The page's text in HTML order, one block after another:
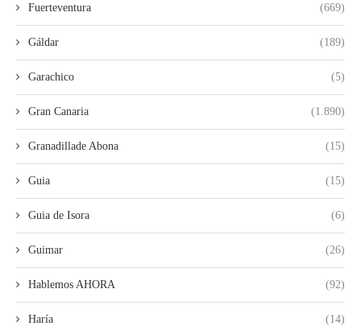
Fuerteventura (669)
Gáldar (189)
Garachico (5)
Gran Canaria (1.890)
Granadillade Abona (15)
Guia (15)
Guia de Isora (6)
Guimar (26)
Hablemos AHORA (92)
Haría (14)